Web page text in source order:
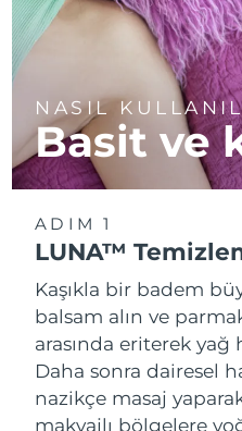
NASIL
Basit ve
ADIM 1
LUNA™
Kaşıkla bir badem
balsam alın ve
arasında eriterek
Daha sonra dairesel
nazikçe masaj
makyajlı bölgelere